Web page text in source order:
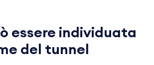
essere individuata
del tunnel